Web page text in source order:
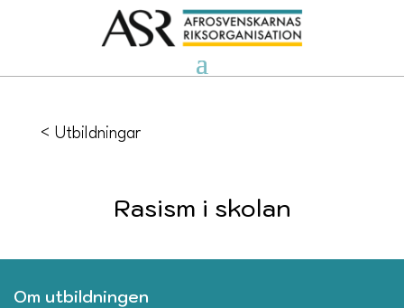
< Utbildningar
Rasism i skolan
Om utbildningen